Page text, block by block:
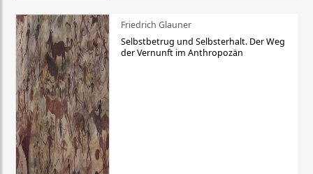
Friedrich Glauner
Selbstbetrug und Selbsterhalt. Der Weg
der Vernunft im Anthropozän